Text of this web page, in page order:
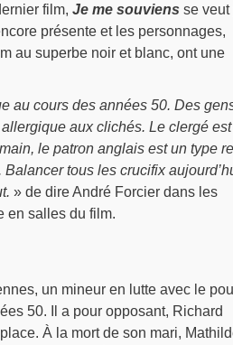
film, Je me souviens se veut
présente et les personnages,
au superbe noir et blanc, ont une
au cours des années 50. Des
aux clichés. Le clergé est
le patron anglais est un type
tous les crucifix
» de dire André Forcier dans les
en salles du film.
un mineur en lutte avec le
50. Il a pour opposant, Richard
À la mort de son mari,